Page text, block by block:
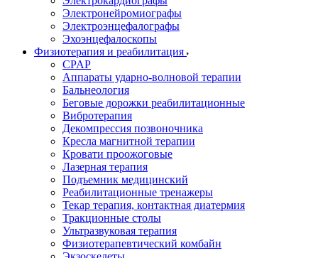
Электронейромиографы
Электроэнцефалографы
Эхоэнцефалоскопы
Физиотерапия и реабилитация
CPAP
Аппараты ударно-волновой терапии
Бальнеология
Беговые дорожки реабилитационные
Вибротерапия
Декомпрессия позвоночника
Кресла магнитной терапии
Кровати проожоговые
Лазерная терапия
Подъемник медицинский
Реабилитационные тренажеры
Текар терапия, контактная диатермия
Тракционные столы
Ультразвуковая терапия
Физиотерапевтический комбайн